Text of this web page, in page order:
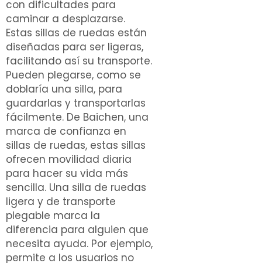
con dificultades para
caminar a desplazarse.
Estas sillas de ruedas están
diseñadas para ser ligeras,
facilitando así su transporte.
Pueden plegarse, como se
doblaría una silla, para
guardarlas y transportarlas
fácilmente. De Baichen, una
marca de confianza en
sillas de ruedas, estas sillas
ofrecen movilidad diaria
para hacer su vida más
sencilla. Una silla de ruedas
ligera y de transporte
plegable marca la
diferencia para alguien que
necesita ayuda. Por ejemplo,
permite a los usuarios no